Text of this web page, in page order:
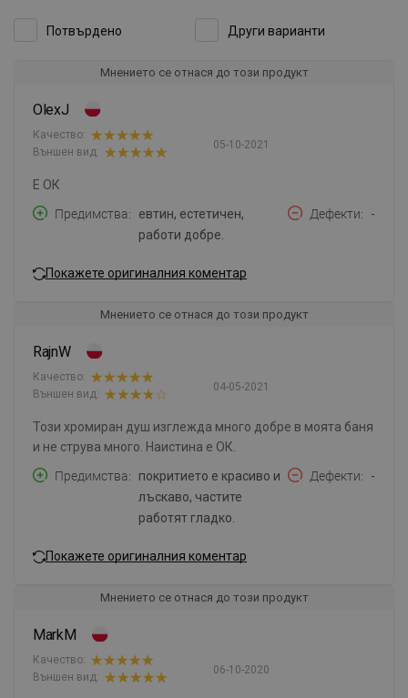
Потвърдено Други варианти
Мнението се отнася до този продукт
OlexJ
05-10-2021
Качество:
Външен вид:
Е ОК
Предимства
евтин, естетичен,
работи добре.
Дефекти -
Покажете оригиналния коментар
Мнението се отнася до този продукт
RajnW
04-05-2021
Качество:
Външен вид:
Този хромиран душ изглежда много добре в моята баня
и не струва много. Наистина е ОК.
Предимства
покритието е красиво и
лъскаво, частите
работят гладко.
Дефекти -
Покажете оригиналния коментар
Мнението се отнася до този продукт
MarkM
06-10-2020
Качество:
Външен вид: